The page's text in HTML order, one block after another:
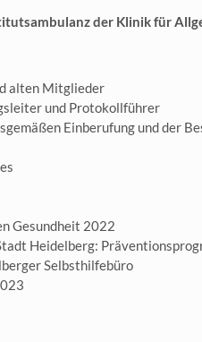
der Klinik für
alten Mitglieder
und Protokollführer
Einberufung und der
Gesundheit 2022
Heidelberg:
Selbsthilfebüro